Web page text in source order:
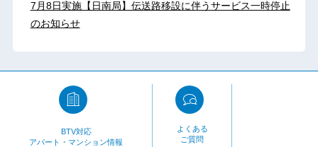
7月8日実施【日南局】伝送路移設に伴うサービス一時停止
のお知らせ
BTV対応
アパート・マンション情報
よくある
ご質問